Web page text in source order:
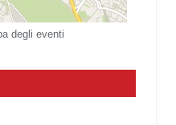
degli eventi